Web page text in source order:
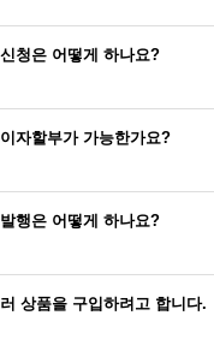
청은 어떻게 하나요?
자할부가 가능한가요?
행은 어떻게 하나요?
상품을 구입하려고 합니다.